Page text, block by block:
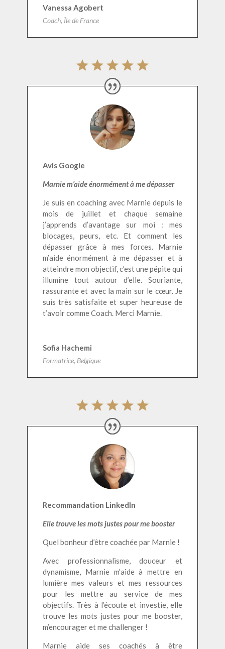
Vanessa Agobert
Coach, Île de France
Avis Google
Marnie m’aide énormément à me dépasser
Je suis en coaching avec Marnie depuis le
mois de juillet et chaque semaine
j’apprends d’avantage sur moi : mes
blocages, peurs, etc. Et comment les
dépasser grâce à mes forces. Marnie
m’aide énormément à me dépasser et à
atteindre mon objectif, c’est une pépite qui
illumine tout autour d’elle. Souriante,
rassurante et avec la main sur le cœur. Je
suis très satisfaite et super heureuse de
t’avoir comme Coach. Merci Marnie.
Sofia Hachemi
Formatrice, Belgique
Recommandation LinkedIn
Elle trouve les mots justes pour me booster
Quel bonheur d’être coachée par Marnie !
Avec professionnalisme, douceur et
dynamisme, Marnie m’aide à mettre en
lumière mes valeurs et mes ressources
pour les mettre au service de mes
objectifs. Très à l’écoute et investie, elle
trouve les mots justes pour me booster,
m’encourager et me challenger !
Marnie aide ses coachés à être